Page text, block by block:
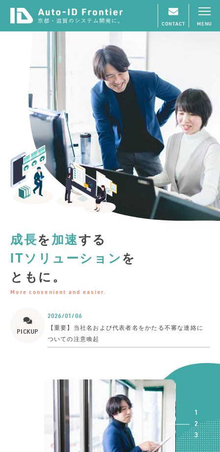
CONTACT MENU
成長を加速する
ITソリューションを
ともに。
More convenient and easier.
PICKUP
2026/01/06
【重要】当社名および代表者名をかたる不審な連絡に
ついての注意喚起
1
2
3